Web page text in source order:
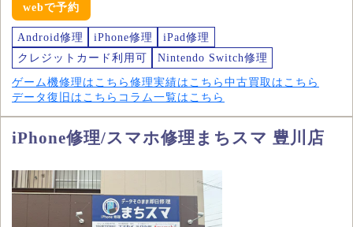
webで予約
Android修理 iPhone修理
iPad修理
クレジットカード利用可
Nintendo Switch修理
ゲーム機修理はこちら 修理実績はこちら 中古買取はこちら
データ復旧はこちら コラム一覧はこちら
iPhone修理/スマホ修理まちスマ 豊川店